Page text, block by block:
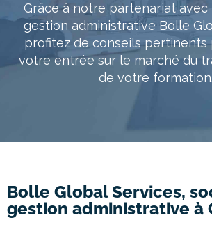
Entretien conseil
Grâce à notre partenariat avec
gestion administrative Bolle
profitez de conseils
votre entrée sur le marché du
de votre formation.
Bolle Global Services,
gestion administrative à